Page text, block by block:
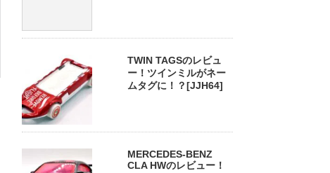
TWIN TAGSのレビュ
ー！ツインミルがネー
ムタグに！？[JJH64]
MERCEDES-BENZ
CLA HWのレビュー！